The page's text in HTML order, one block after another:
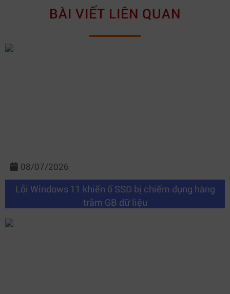
BÀI VIẾT LIÊN QUAN
08/07/2026
Lỗi Windows 11 khiến ổ SSD bị chiếm dụng hàng
trăm GB dữ liệu